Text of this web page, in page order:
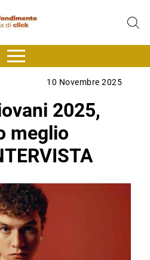
10 Novembre 2025
2025,
meglio